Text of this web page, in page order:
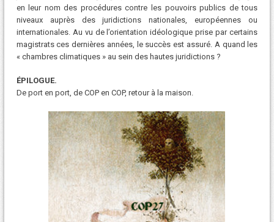
en leur nom des procédures contre les pouvoirs publics de tous
niveaux auprès des juridictions nationales, européennes ou
internationales. Au vu de l’orientation idéologique prise par certains
magistrats ces dernières années, le succès est assuré. A quand les
« chambres climatiques » au sein des hautes juridictions ?
ÉPILOGUE.
De port en port, de COP en COP, retour à la maison.